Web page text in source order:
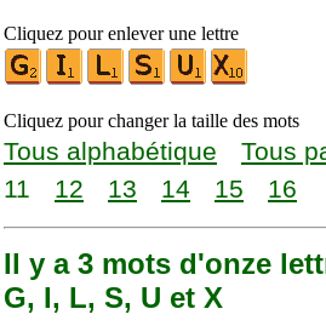
Cliquez pour enlever une lettre
Cliquez pour changer la taille des mots
Tous alphabétique Tous
11
12 13 14 15 16
Il y a 3 mots d'onze
G, I, L, S, U et X